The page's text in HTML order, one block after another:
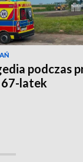
podczas
latek